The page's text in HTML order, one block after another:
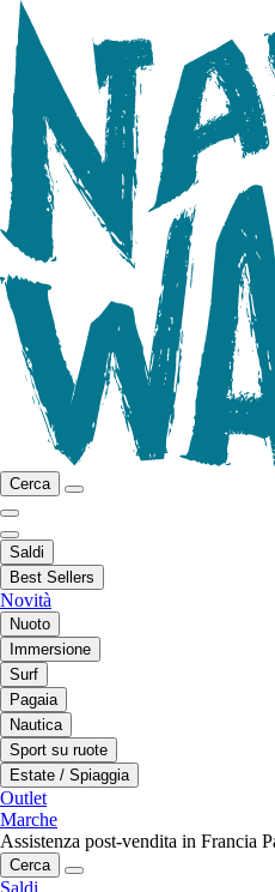
Cerca
Saldi
Best Sellers
Novità
Nuoto
Immersione
Surf
Pagaia
Nautica
Sport su ruote
Estate / Spiaggia
Outlet
Marche
Assistenza post-vendita in Francia
Cerca
Saldi